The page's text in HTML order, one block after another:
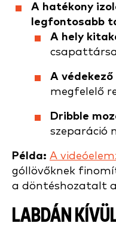
A hatékony
legfontosabb
A hely
A
megfelelő
Dribble
szeparáció
Példa: A
góllövőknek
a döntéshozatalt
LABDÁN